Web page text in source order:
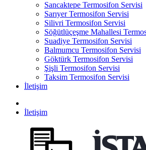
Sancaktepe Termosifon Servisi
Sarıyer Termosifon Servisi
Silivri Termosifon Servisi
Söğütlüçeşme Mahallesi
Suadiye Termosifon Servisi
Balmumcu Termosifon Servisi
Göktürk Termosifon Servisi
Şişli Termosifon Servisi
Taksim Termosifon Servisi
İletişim
İletişim